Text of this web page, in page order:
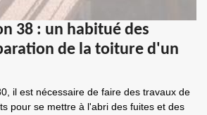
38 : un habitué des
de la toiture d'un
il est nécessaire de faire des travaux de
pour se mettre à l'abri des fuites et des